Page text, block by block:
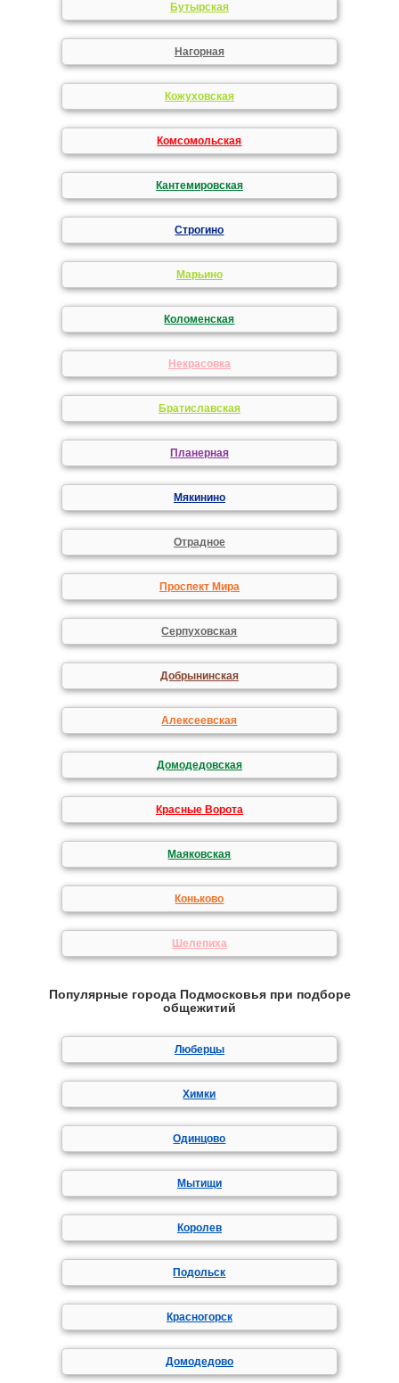
Бутырская
Нагорная
Кожуховская
Комсомольская
Кантемировская
Строгино
Марьино
Коломенская
Некрасовка
Братиславская
Планерная
Мякинино
Отрадное
Проспект Мира
Серпуховская
Добрынинская
Алексеевская
Домодедовская
Красные Ворота
Маяковская
Коньково
Шелепиха
Популярные города Подмосковья при подборе
общежитий
Люберцы
Химки
Одинцово
Мытищи
Королев
Подольск
Красногорск
Домодедово